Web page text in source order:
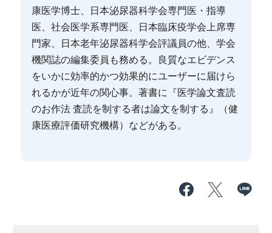
康医学博士、日本泌尿器科学会専門医・指導
医、社会医学系専門医、日本臨床疫学会上席専
門家、日本老年泌尿器科学会評議員の他、学会
機関誌の編集委員も務める。良質なエビデンス
をいかに効率的かつ効果的にユーザーに届けら
れるかが近年の関心事。著書に『医学論文査読
のお作法 査読を制する者は論文を制する』（健
康医療評価研究機構）などがある。